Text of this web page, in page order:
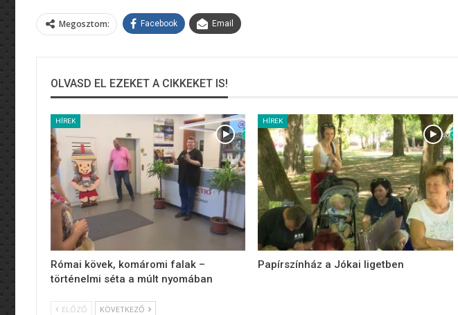
Megosztom: Facebook Email
OLVASD EL EZEKET A CIKKEKET IS!
HÍREK
Római kövek, komáromi falak –
történelmi séta a múlt nyomában
HÍREK
Papírszínház a Jókai ligetben
ELŐZŐ KÖVETKEZŐ